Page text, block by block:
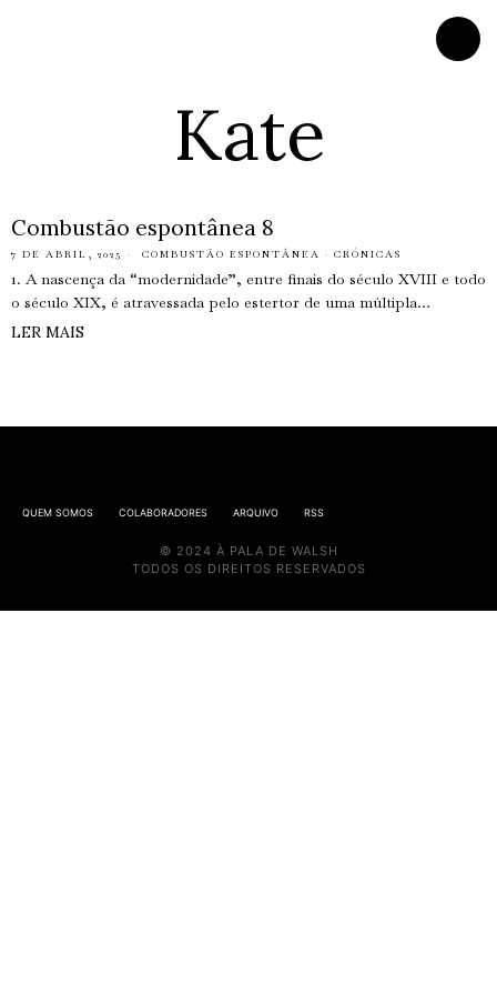
Kate
Combustão espontânea 8
7 DE ABRIL, 2025 COMBUSTÃO ESPONTÂNEA · CRÓNICAS
1. A nascença da “modernidade”, entre finais do século XVIII e todo
o século XIX, é atravessada pelo estertor de uma múltipla…
LER MAIS
QUEM SOMOS COLABORADORES ARQUIVO RSS
© 2024 À PALA DE WALSH
TODOS OS DIREITOS RESERVADOS